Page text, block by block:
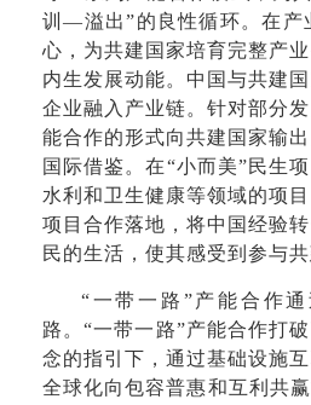
训—溢出”的良性循环。在产
心，为共建国家培育完整产
内生发展动能。中国与共建
企业融入产业链。针对部分
能合作的形式向共建国家输
国际借鉴。在“小而美”民生
水利和卫生健康等领域的项
项目合作落地，将中国经验
民的生活，使其感受到参与
“一带一路”产能合作
路。“一带一路”产能合作打
念的指引下，通过基础设施
全球化向包容普惠和互利共